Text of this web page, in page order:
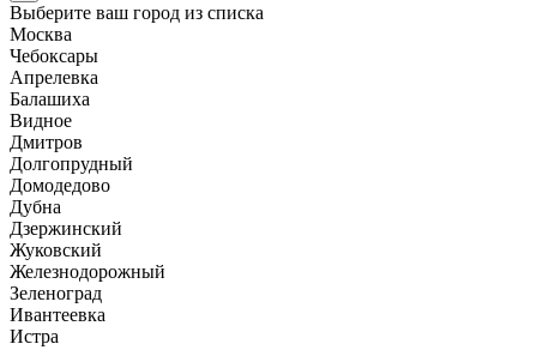
Выберите ваш город из списка
Москва
Чебоксары
Апрелевка
Балашиха
Видное
Дмитров
Долгопрудный
Домодедово
Дубна
Дзержинский
Жуковский
Железнодорожный
Зеленоград
Ивантеевка
Истра